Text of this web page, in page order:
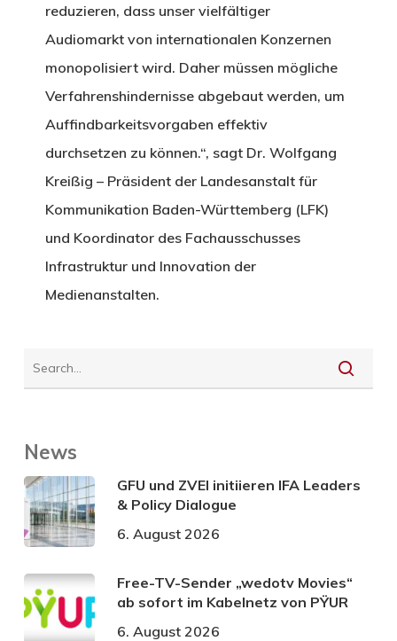
reduzieren, dass unser vielfältiger
Audiomarkt von internationalen Konzernen
monopolisiert wird. Daher müssen mögliche
Verfahrenshindernisse abgebaut werden, um
Auffindbarkeitsvorgaben effektiv
durchsetzen zu können.“, sagt Dr. Wolfgang
Kreißig – Präsident der Landesanstalt für
Kommunikation Baden-Württemberg (LFK)
und Koordinator des Fachausschusses
Infrastruktur und Innovation der
Medienanstalten.
News
GFU und ZVEI initiieren IFA Leaders
& Policy Dialogue
6. August 2026
Free-TV-Sender „wedotv Movies“
ab sofort im Kabelnetz von PŸUR
6. August 2026